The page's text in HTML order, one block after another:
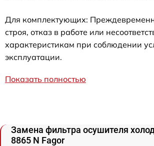
Для комплектующих:
строя, отказ в работе или
характеристикам при соблюдении
эксплуатации.
Показать полностью
Замена фильтра осушителя
8865 N Fagor